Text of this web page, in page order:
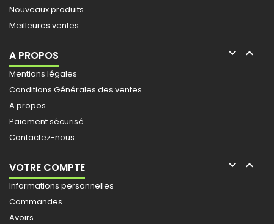
Nouveaux produits
Meilleures ventes
A PROPOS  
Mentions légales
Conditions Générales des ventes
A propos
Paiement sécurisé
Contactez-nous
VOTRE COMPTE  
Informations personnelles
Commandes
Avoirs